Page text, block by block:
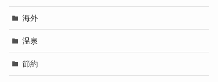
海外
温泉
節約